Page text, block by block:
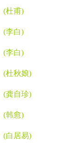
(杜甫)
(李白)
(李白)
(杜秋娘)
(龚自珍)
(韩愈)
(白居易)